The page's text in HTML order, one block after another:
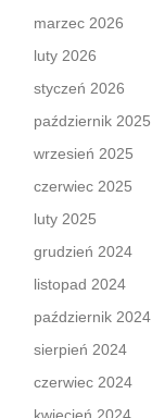
marzec 2026
luty 2026
styczeń 2026
październik 2025
wrzesień 2025
czerwiec 2025
luty 2025
grudzień 2024
listopad 2024
październik 2024
sierpień 2024
czerwiec 2024